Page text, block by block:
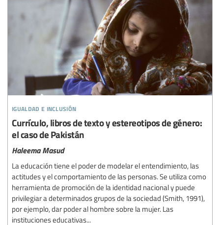
igualdad e inclusión
Currículo, libros de texto y estereotipos de género:
el caso de Pakistán
Haleema Masud
La educación tiene el poder de modelar el entendimiento, las
actitudes y el comportamiento de las personas. Se utiliza como
herramienta de promoción de la identidad nacional y puede
privilegiar a determinados grupos de la sociedad (Smith, 1991),
por ejemplo, dar poder al hombre sobre la mujer. Las
instituciones educativas...